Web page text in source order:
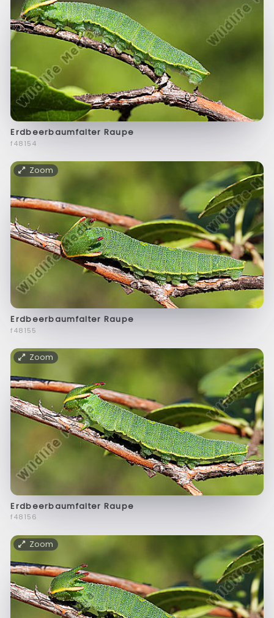
Erdbeerbaumfalter Raupe
f48154
Zoom
Erdbeerbaumfalter Raupe
f48155
Zoom
Erdbeerbaumfalter Raupe
f48156
Zoom